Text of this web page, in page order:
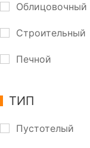
Облицовочный
Строительный
Печной
ТИП
Пустотелый